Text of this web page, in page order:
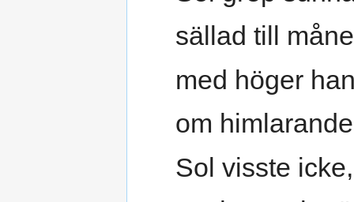
sällad till
med höger
om
Sol visste icke,